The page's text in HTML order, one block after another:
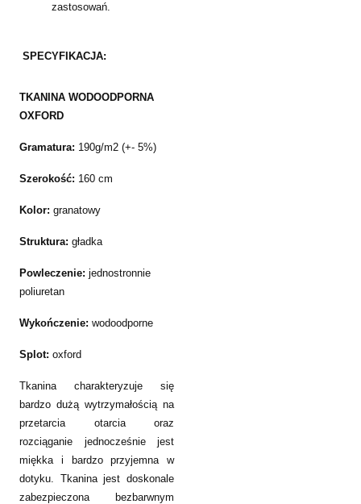
zastosowań.
SPECYFIKACJA:
TKANINA WODOODPORNA
OXFORD
Gramatura: 190g/m2 (+- 5%)
Szerokość: 160 cm
Kolor: granatowy
Struktura: gładka
Powleczenie: jednostronnie
poliuretan
Wykończenie: wodoodporne
Splot: oxford
Tkanina charakteryzuje się
bardzo dużą wytrzymałością na
przetarcia otarcia oraz
rozciąganie jednocześnie jest
miękka i bardzo przyjemna w
dotyku. Tkanina jest doskonale
zabezpieczona bezbarwnym